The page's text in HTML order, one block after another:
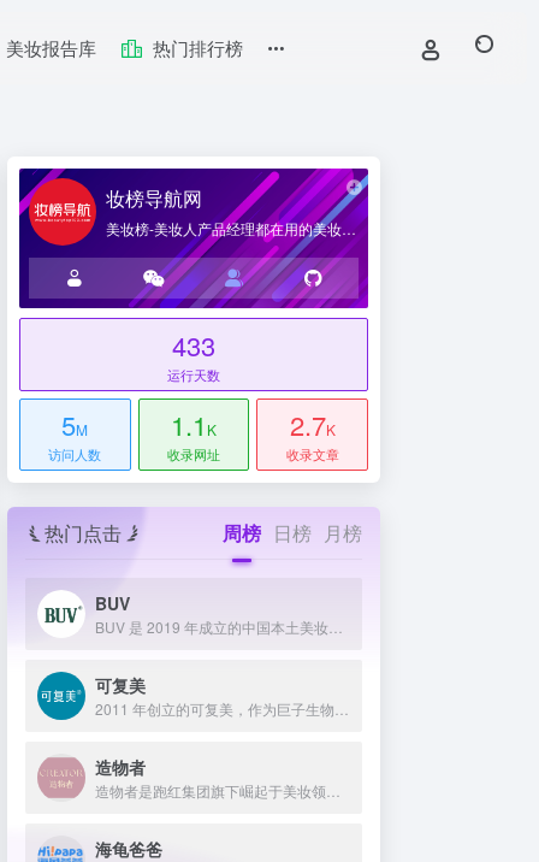
美妆报告库 热门排行榜
妆榜导航网
美妆榜-美妆人产品经理都在用的美妆产业导航网站
433
运行天数
5M
访问人数
1.1 K
收录网址
2.7K
收录文章
热门点击 周榜 日榜 月榜
BUV
可复美
造物者
海龟爸爸